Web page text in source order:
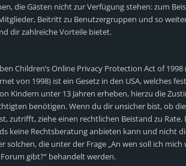
die Gästen nicht zur Verfügung stehen: zum
Beitritt zu Benutzergruppen und so
dir zahlreiche Vorteile bietet.
Children’s Online Privacy Protection Act of
von 1998) ist ein Gesetz in den USA, welches
Kindern unter 13 Jahren erheben, hierzu die
benötigen. Wenn du dir unsicher bist, ob
zutrifft, ziehe einen rechtlichen Beistand zu
keine Rechtsberatung anbieten kann und nicht
solchen, die unter der Frage „An wen soll ich
gibt?“ behandelt werden.